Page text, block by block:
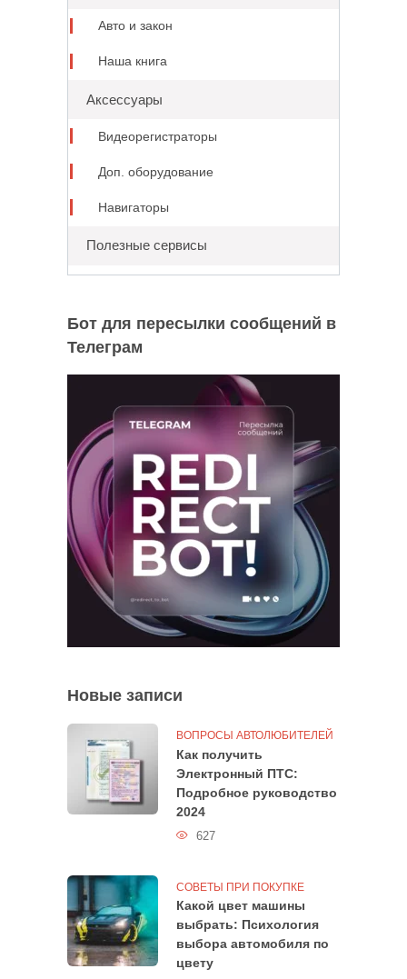
Авто и закон
Наша книга
Аксессуары
Видеорегистраторы
Доп. оборудование
Навигаторы
Полезные сервисы
Бот для пересылки сообщений в
Телеграм
Новые записи
ВОПРОСЫ АВТОЛЮБИТЕЛЕЙ
Как получить
Электронный ПТС:
Подробное руководство
2024
627
СОВЕТЫ ПРИ ПОКУПКЕ
Какой цвет машины
выбрать: Психология
выбора автомобиля по
цвету